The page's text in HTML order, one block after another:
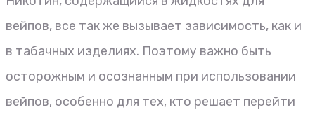
вейпов, все так же вызывает зависимость, как и
в табачных изделиях. Поэтому важно быть
осторожным и осознанным при использовании
вейпов, особенно для тех, кто решает перейти